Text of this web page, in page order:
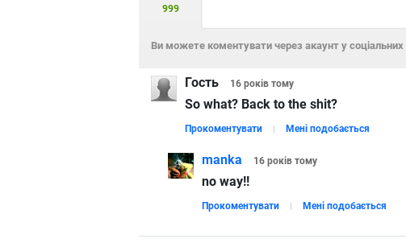
999
Ви можете коментувати через акаунт у
Гость 16 років тому
So what? Back to the shit?
Прокоментувати Мені подобається
manka 16 років тому
no way!!
Прокоментувати Мені подобається